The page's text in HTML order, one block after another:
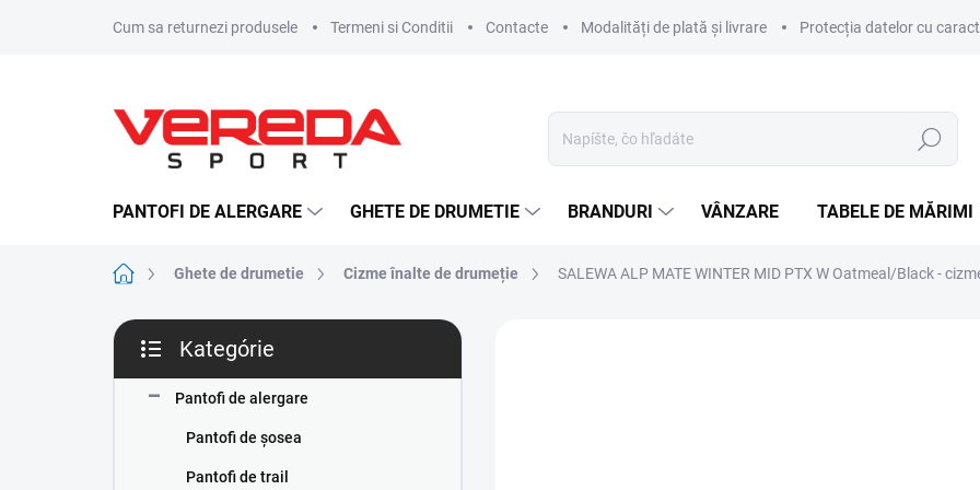
Cum sa returnezi produsele Termeni si Conditii Contacte Modalități de plată și livrare Protecția datelor cu
Hľadať
PANTOFI DE ALERGARE GHETE DE DRUMETIE BRANDURI VÂNZARE TABELE DE MĂRIMI
DomovGhete de drumetie Cizme înalte de drumeție SALEWA ALP MATE WINTER MID PTX W Oatmeal/Black -
B
č
kategórie
Kategórie
Pantofi de alergare
Pantofi de șosea
Pantofi de trail